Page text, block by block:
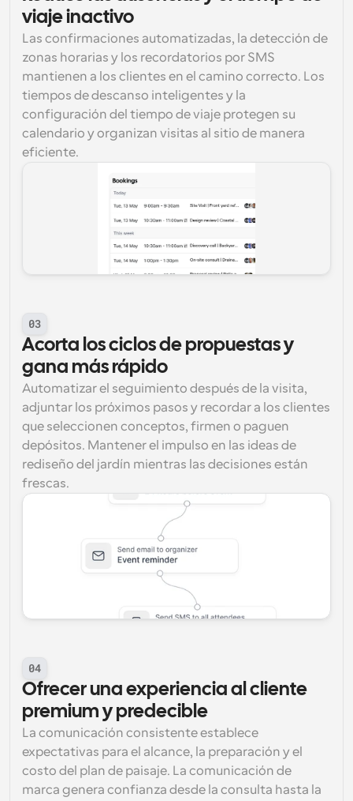
viaje inactivo
Las confirmaciones automatizadas, la detección de
zonas horarias y los recordatorios por SMS
mantienen a los clientes en el camino correcto. Los
tiempos de descanso inteligentes y la
configuración del tiempo de viaje protegen su
calendario y organizan visitas al sitio de manera
eficiente.
03
Acorta los ciclos de propuestas y
gana más rápido
Automatizar el seguimiento después de la visita,
adjuntar los próximos pasos y recordar a los clientes
que seleccionen conceptos, firmen o paguen
depósitos. Mantener el impulso en las ideas de
rediseño del jardín mientras las decisiones están
frescas.
04
Ofrecer una experiencia al cliente
premium y predecible
La comunicación consistente establece
expectativas para el alcance, la preparación y el
costo del plan de paisaje. La comunicación de
marca genera confianza desde la consulta hasta la